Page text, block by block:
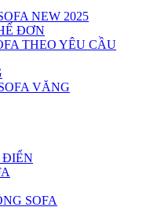
NEW 2025
ĐƠN
THEO YÊU CẦU
VĂNG
ĐIỂN
SOFA